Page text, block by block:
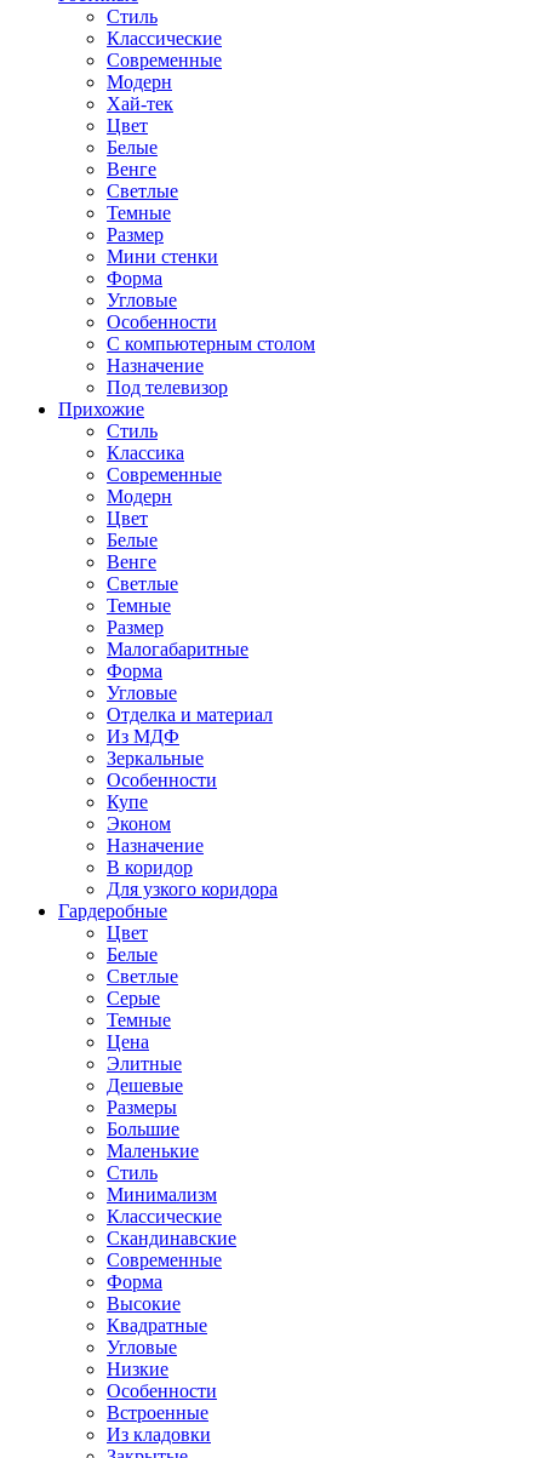
Стиль
Классические
Современные
Модерн
Хай-тек
Цвет
Белые
Венге
Светлые
Темные
Размер
Мини стенки
Форма
Угловые
Особенности
С компьютерным столом
Назначение
Под телевизор
Прихожие
Стиль
Классика
Современные
Модерн
Цвет
Белые
Венге
Светлые
Темные
Размер
Малогабаритные
Форма
Угловые
Отделка и материал
Из МДФ
Зеркальные
Особенности
Купе
Эконом
Назначение
В коридор
Для узкого коридора
Гардеробные
Цвет
Белые
Светлые
Серые
Темные
Цена
Элитные
Дешевые
Размеры
Большие
Маленькие
Стиль
Минимализм
Классические
Скандинавские
Современные
Форма
Высокие
Квадратные
Угловые
Низкие
Особенности
Встроенные
Из кладовки